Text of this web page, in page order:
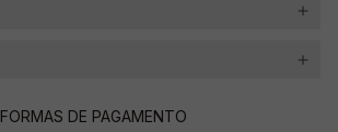
FORMAS DE PAGAMENTO